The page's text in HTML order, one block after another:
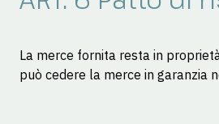
La merce fornita resta in
può cedere la merce in garanzia